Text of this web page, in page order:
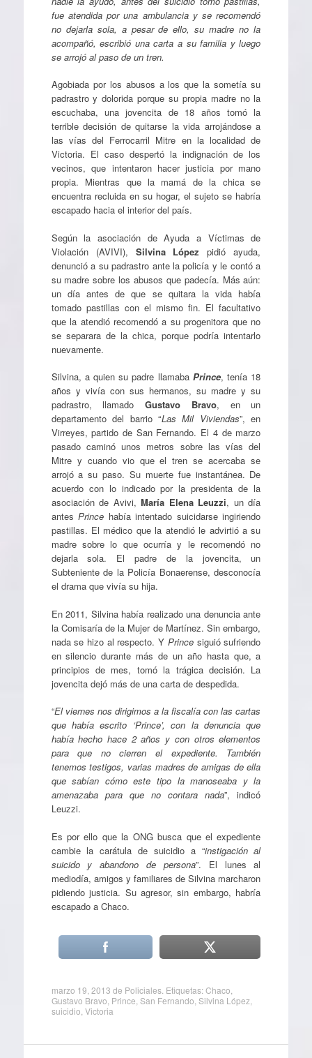
fue atendida por una ambulancia y se recomendó
no dejarla sola, a pesar de ello, su madre no la
acompañó, escribió una carta a su familia y luego
se arrojó al paso de un tren.
Agobiada por los abusos a los que la sometía su
padrastro y dolorida porque su propia madre no la
escuchaba, una jovencita de 18 años tomó la
terrible decisión de quitarse la vida arrojándose a
las vías del Ferrocarril Mitre en la localidad de
Victoria. El caso despertó la indignación de los
vecinos, que intentaron hacer justicia por mano
propia. Mientras que la mamá de la chica se
encuentra recluida en su hogar, el sujeto se habría
escapado hacia el interior del país.
Según la asociación de Ayuda a Víctimas de
Violación (AVIVI), Silvina López pidió ayuda,
denunció a su padrastro ante la policía y le contó a
su madre sobre los abusos que padecía. Más aún:
un día antes de que se quitara la vida había
tomado pastillas con el mismo fin. El facultativo
que la atendió recomendó a su progenitora que no
se separara de la chica, porque podría intentarlo
nuevamente.
Silvina, a quien su padre llamaba Prince, tenía 18
años y vivía con sus hermanos, su madre y su
padrastro, llamadoGustavo Bravo, en un
departamento del barrio “Las Mil Viviendas”, en
Virreyes, partido de San Fernando. El 4 de marzo
pasado caminó unos metros sobre las vías del
Mitre y cuando vio que el tren se acercaba se
arrojó a su paso. Su muerte fue instantánea. De
acuerdo con lo indicado por la presidenta de la
asociación de Avivi,María Elena Leuzzi, un día
antesPrince había intentado suicidarse ingiriendo
pastillas. El médico que la atendió le advirtió a su
madre sobre lo que ocurría y le recomendó no
dejarla sola. El padre de la jovencita, un
Subteniente de la Policía Bonaerense, desconocía
el drama que vivía su hija.
En 2011, Silvina había realizado una denuncia ante
la Comisaría de la Mujer de Martínez. Sin embargo,
nada se hizo al respecto. Y Princesiguió sufriendo
en silencio durante más de un año hasta que, a
principios de mes, tomó la trágica decisión. La
jovencita dejó más de una carta de despedida.
“El viernes nos dirigimos a la fiscalía con las cartas
que había escrito ‘Prince’, con la denuncia que
había hecho hace 2 años y con otros elementos
para que no cierren el expediente. También
tenemos testigos, varias madres de amigas de ella
que sabían cómo este tipo la manoseaba y la
amenazaba para que no contara nada”, indicó
Leuzzi.
Es por ello que la ONG busca que el expediente
cambie la carátula de suicidio a “instigación al
suicido y abandono de persona”. El lunes al
mediodía, amigos y familiares de Silvina marcharon
pidiendo justicia. Su agresor, sin embargo, habría
escapado a Chaco.
marzo 19, 2013 de Policiales. Etiquetas:Chaco
Gustavo Bravo Prince San Fernando Silvina López,
suicidio Victoria